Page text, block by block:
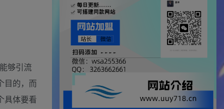
够引流
目的，而
具体要看